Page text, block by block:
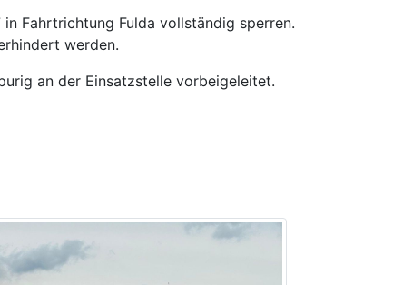
Fahrtrichtung Fulda vollständig sperren.
werden.
an der Einsatzstelle vorbeigeleitet.